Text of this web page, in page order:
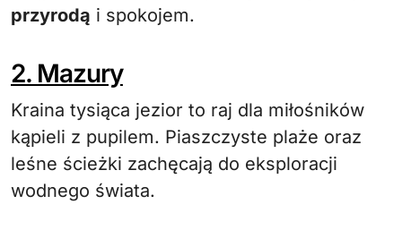
przyrodą i spokojem.
2. Mazury
Kraina tysiąca jezior to raj dla miłośników
kąpieli z pupilem. Piaszczyste plaże oraz
leśne ścieżki zachęcają do eksploracji
wodnego świata.